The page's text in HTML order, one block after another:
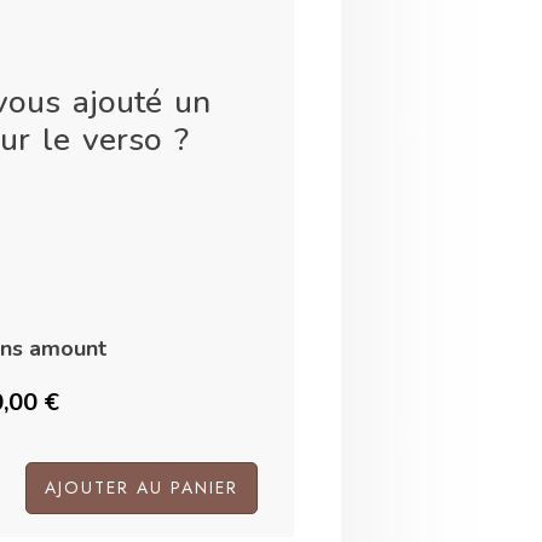
ajouté un
le verso ?
amount
€
AJOUTER AU PANIER